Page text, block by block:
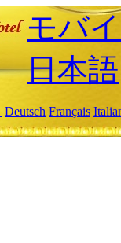
モバ
日本語
Deutsch Français